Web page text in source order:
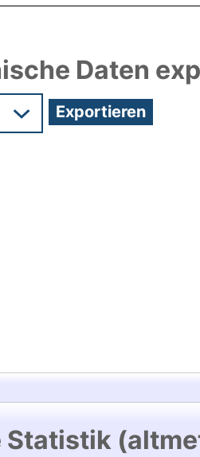
Daten
Statistik